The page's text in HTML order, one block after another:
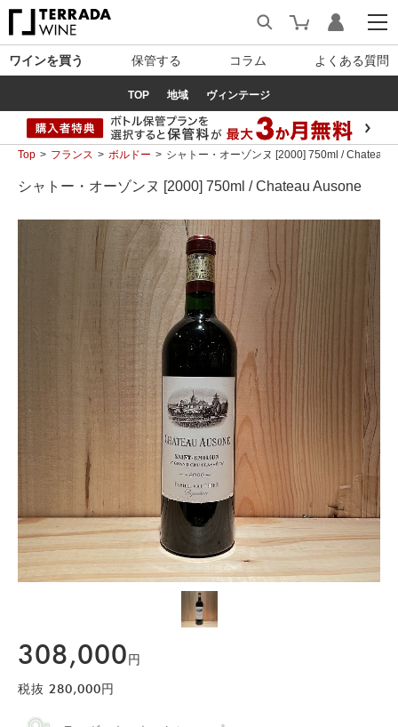
ワインを買う 保管する コラム よくある質問
TOP 地域 ヴィンテージ
Top フランス ボルドー シャトー・オーゾンヌ [2000] 750ml / Chateau
シャトー・オーゾンヌ [2000] 750ml / Chateau Ausone
308,000 円
税抜 280,000 円